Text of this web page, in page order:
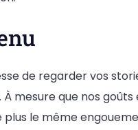
de regarder vos
mesure que nos goûts
le même